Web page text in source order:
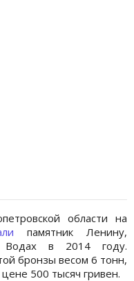
области на
памятник Ленину,
Водах в 2014 году.
бронзы весом 6 тонн,
500 тысяч гривен.